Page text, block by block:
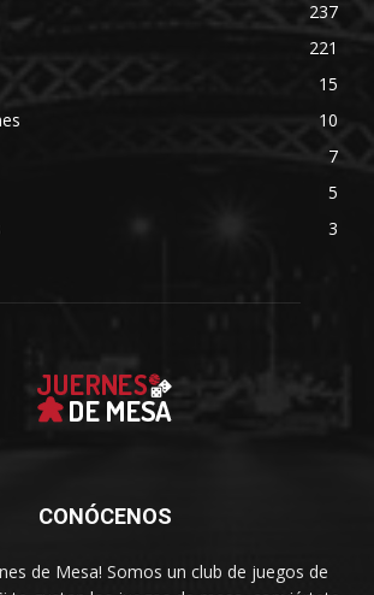
237
221
15
10
7
5
3
CONÓCENOS
de Mesa! Somos un club de juegos de